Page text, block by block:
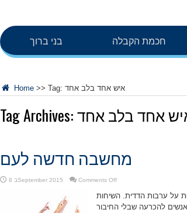
בני ברוך חכמת הקבלה
Home >> Tag: איש אחד בלב אחד
Tag Archives:אחד בלב אחד
מחשבה חדשה לעם
8 בSeptember 2015 Comments Offon
חדשה
לעם
על ערבות הדדית. השיחות
להכרעה שבלי החיבור